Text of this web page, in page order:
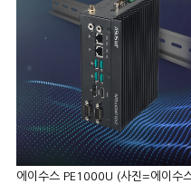
에이수스 PE1000U (사진=에이수